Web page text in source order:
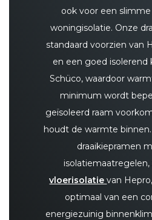
ook voor een
woningisolatie. Onze
standaard voorzien van
en een goed isolerend
Schüco, waardoor
minimum wordt
geïsoleerd raam
houdt de warmte
draaikiepramen
isolatiemaatregelen,
vloerisolatievan
optimaal van een
energiezuinig